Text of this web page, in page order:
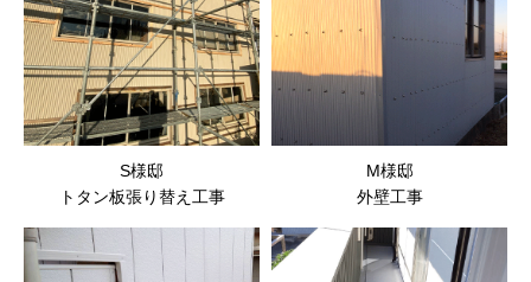
S様邸
トタン板張り替え工事
M様邸
外壁工事